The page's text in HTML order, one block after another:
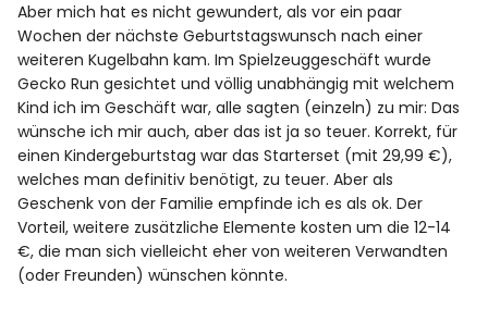
Aber mich hat es nicht gewundert, als vor ein paar
Wochen der nächste Geburtstagswunsch nach einer
weiteren Kugelbahn kam. Im Spielzeuggeschäft wurde
Gecko Run gesichtet und völlig unabhängig mit welchem
Kind ich im Geschäft war, alle sagten (einzeln) zu mir: Das
wünsche ich mir auch, aber das ist ja so teuer. Korrekt, für
einen Kindergeburtstag war das Starterset (mit 29,99 €),
welches man definitiv benötigt, zu teuer. Aber als
Geschenk von der Familie empfinde ich es als ok. Der
Vorteil, weitere zusätzliche Elemente kosten um die 12-14
€, die man sich vielleicht eher von weiteren Verwandten
(oder Freunden) wünschen könnte.